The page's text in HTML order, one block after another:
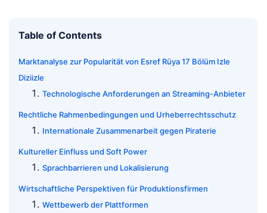
Table of Contents
Marktanalyse zur Popularität von Esref Rüya 17 Bölüm Izle
Diziizle
Technologische Anforderungen an Streaming-Anbieter
Rechtliche Rahmenbedingungen und Urheberrechtsschutz
Internationale Zusammenarbeit gegen Piraterie
Kultureller Einfluss und Soft Power
Sprachbarrieren und Lokalisierung
Wirtschaftliche Perspektiven für Produktionsfirmen
Wettbewerb der Plattformen